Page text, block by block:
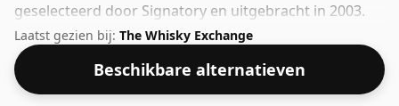
geselecteerd door Signatory en uitgebracht in 2003.
Wordt geleverd in een gewone fles van 70 cl en wordt
gebotteld op een gezond ABV van 43%.
Laatst gezien bij: The Whisky Exchange
Beschikbare alternatieven